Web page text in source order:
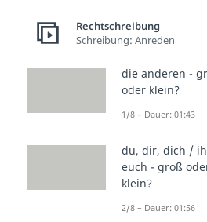
Weitere
Rechtschreibung
Schreibung: Anreden
die anderen -
oder klein?
1/8 – Dauer: 01:43
du, dir, dich /
euch - groß
klein?
2/8 – Dauer: 01:56